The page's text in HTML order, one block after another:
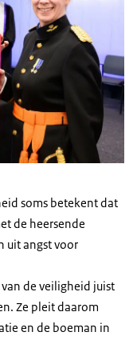
soms betekent dat
de heersende
uit angst voor
de veiligheid juist
Ze pleit daarom
en de boeman in